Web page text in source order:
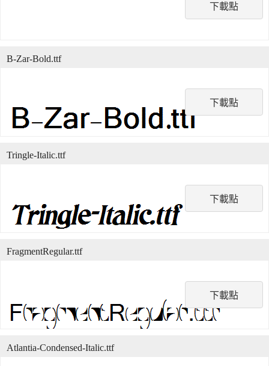
下載點
下載點
B-Zar-Bold.ttf
下載點
Tringle-Italic.ttf
下載點
FragmentRegular.ttf
Atlantia-Condensed-Italic.ttf